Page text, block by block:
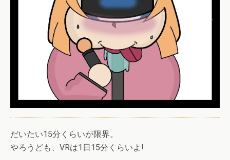
だいたい15分くらいが限界。
やろうども、VRは1日15分くらいよ!